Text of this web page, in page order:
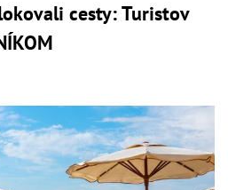
cesty: Turistov